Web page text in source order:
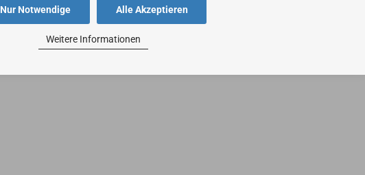
Alle Akzeptieren
Nur Notwendige
Weitere Informationen